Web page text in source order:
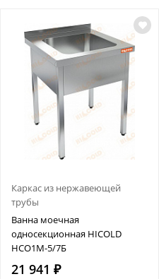
Каркас из нержавеющей
трубы
Ванна моечная
односекционная HICOLD
НСО1М-5/7Б
21 941 ₽